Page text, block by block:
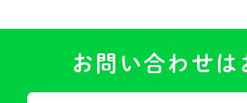
お問い合わせは